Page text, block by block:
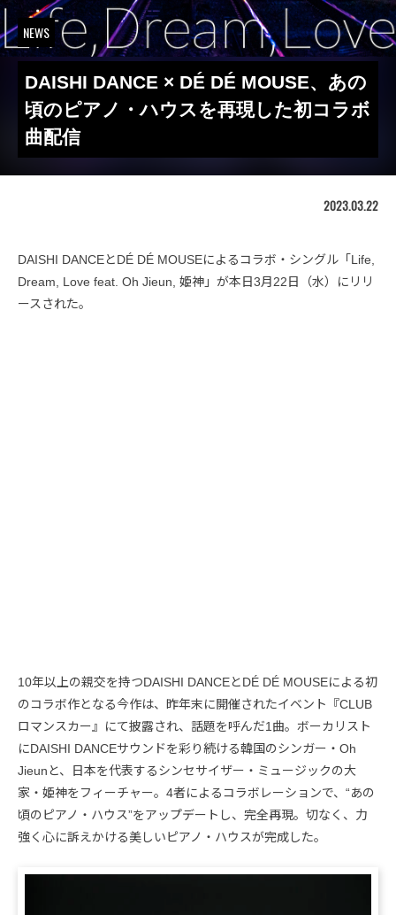
NEWS
DAISHI DANCE × DÉ DÉ MOUSE、あの
頃のピアノ・ハウスを再現した初コラボ
曲配信
2023.03.22
DAISHI DANCEとDÉ DÉ MOUSEによるコラボ・シングル「Life,
Dream, Love feat. Oh Jieun, 姫神」が本日3月22日（水）にリリ
ースされた。
10年以上の親交を持つDAISHI DANCEとDÉ DÉ MOUSEによる初
のコラボ作となる今作は、昨年末に開催されたイベント『CLUB
ロマンスカー』にて披露され、話題を呼んだ1曲。ボーカリスト
にDAISHI DANCEサウンドを彩り続ける韓国のシンガー・Oh
Jieunと、日本を代表するシンセサイザー・ミュージックの大
家・姫神をフィーチャー。4者によるコラボレーションで、“あの
頃のピアノ・ハウス”をアップデートし、完全再現。切なく、力
強く心に訴えかける美しいピアノ・ハウスが完成した。